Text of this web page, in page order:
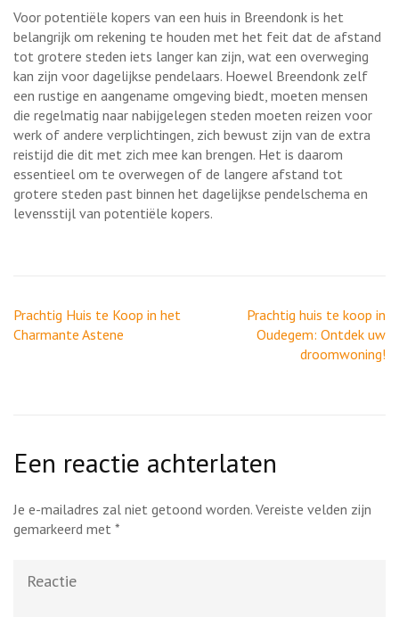
Voor potentiële kopers van een huis in Breendonk is het
belangrijk om rekening te houden met het feit dat de afstand
tot grotere steden iets langer kan zijn, wat een overweging
kan zijn voor dagelijkse pendelaars. Hoewel Breendonk zelf
een rustige en aangename omgeving biedt, moeten mensen
die regelmatig naar nabijgelegen steden moeten reizen voor
werk of andere verplichtingen, zich bewust zijn van de extra
reistijd die dit met zich mee kan brengen. Het is daarom
essentieel om te overwegen of de langere afstand tot
grotere steden past binnen het dagelijkse pendelschema en
levensstijl van potentiële kopers.
Berichtnavigatie
Prachtig Huis te Koop in het
Charmante Astene
Prachtig huis te koop in
Oudegem: Ontdek uw
droomwoning!
Een reactie achterlaten
Je e-mailadres zal niet getoond worden. Vereiste velden zijn
gemarkeerd met *